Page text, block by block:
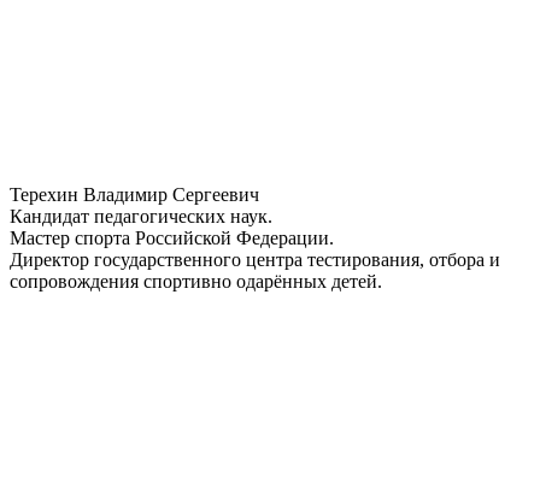
Терехин Владимир Сергеевич
Кандидат педагогических наук.
Мастер спорта Российской Федерации.
Директор государственного центра тестирования, отбора и
сопровождения спортивно одарённых детей.